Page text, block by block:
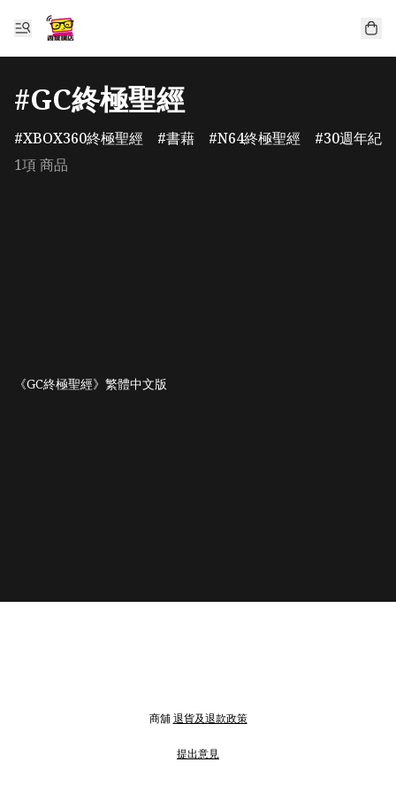
#GC終極聖經
XBOX360終極聖經 書藉 N64終極聖經
30週年紀
1項 商品
《GC終極聖經》繁體中文版
商舖退貨及退款政策
提出意見